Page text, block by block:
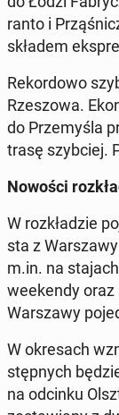
ran­to i
składem
Re­kor­do­wo
Rze­szo­wa.
do Prze­my­śla
trasę szyb­ciej.
Nowości
W roz­kła­dzie
sta z
m.in. na
week­en­dy oraz
War­sza­wy
W okre­sach
stęp­nych
na odcinku